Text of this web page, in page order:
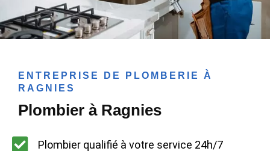
ENTREPRISE DE PLOMBERIE À
RAGNIES
Plombier à Ragnies
Plombier qualifié à votre service 24h/7